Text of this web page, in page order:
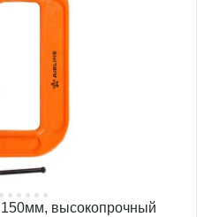
высокопрочный